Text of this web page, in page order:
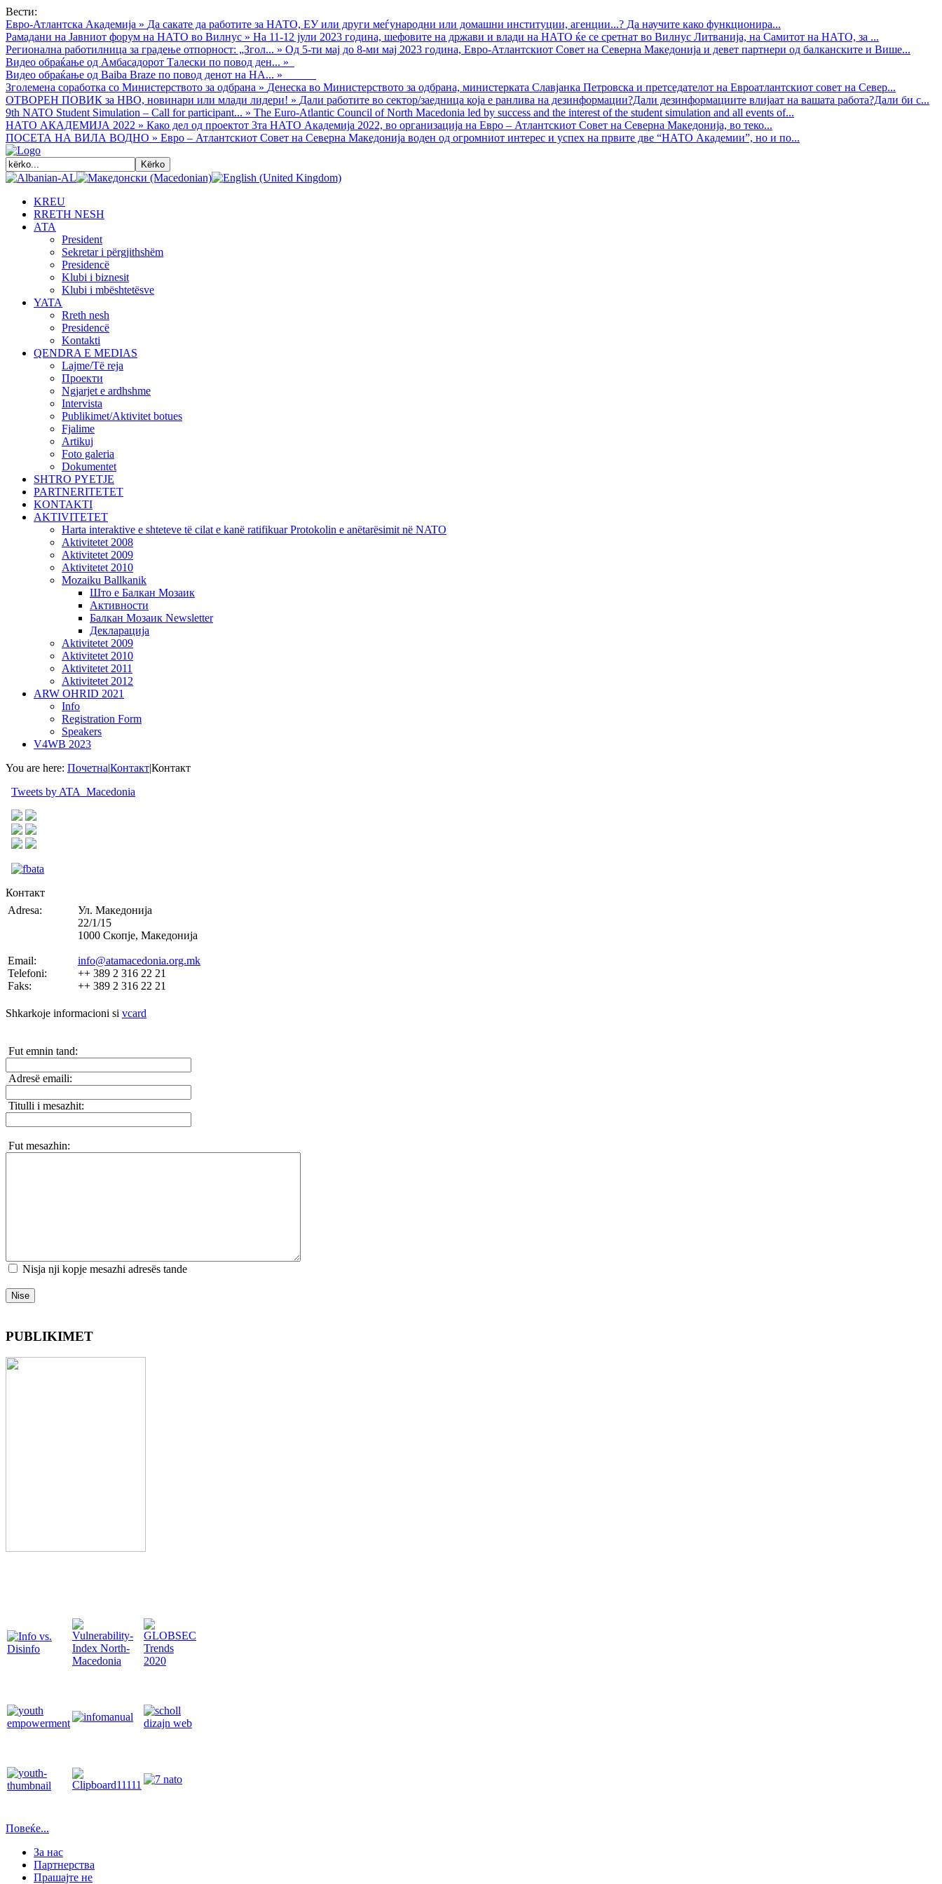
Вести:
Евро-Атлантска Академија » Да сакате да работите за НАТО, ЕУ или други меѓународни или домашни институции, агенции...? Да научите како функционира...
Рамадани на Јавниот форум на НАТО во Вилнус » На 11-12 јули 2023 година, шефовите на држави и влади на НАТО ќе се сретнат во Вилнус Литванија, на Самитот на НАТО, за ...
Регионална работилница за градење отпорност: „Згол... » Од 5-ти мај до 8-ми мај 2023 година, Евро-Атлантскиот Совет на Северна Македонија и девет партнери од балканските и Више...
Видео обраќањe од Амбасадорот Талески по повод ден... »
Видео обраќање од Baiba Braze по повод денот на НА... »
Зголемена соработка со Министерството за одбрана » Денеска во Министерството за одбрана, министерката Славјанка Петровска и претседателот на Евроатлантскиот совет на Север...
ОТВОРЕН ПОВИК за НВО, новинари или млади лидери! » Дали работите во сектор/заедница која е ранлива на дезинформации?Дали дезинформациите влијаат на вашата работа?Дали би с...
9th NATO Student Simulation – Call for participant... » The Euro-Atlantic Council of North Macedonia led by success and the interest of the student simulation and all events of...
НАТО АКАДЕМИЈА 2022 » Како дел од проектот 3та НАТО Академија 2022, во организација на Евро – Атлантскиот Совет на Северна Македонија, во теко...
ПОСЕТА НА ВИЛА ВОДНО » Евро – Атлантскиот Совет на Северна Македонија воден од огромниот интерес и успех на првите две “НАТО Академии”, но и по...
KREU
RRETH NESH
АТА
President
Sekretar i përgjithshëm
Presidencë
Klubi i biznesit
Klubi i mbështetësve
YATA
Rreth nesh
Presidencë
Kontakti
QENDRA E MEDIAS
Lajme/Të reja
Проекти
Ngjarjet e ardhshme
Intervista
Publikimet/Aktivitet botues
Fjalime
Artikuj
Foto galeria
Dokumentet
SHTRO PYETJE
PARTNERITETET
KONTAKTI
AKTIVITETET
Harta interaktive e shteteve të cilat e kanë ratifikuar Protokolin e anëtarësimit në NATO
Aktivitetet 2008
Aktivitetet 2009
Aktivitetet 2010
Mozaiku Ballkanik
Што е Балкан Мозаик
Активности
Балкан Мозаик Newsletter
Декларација
Aktivitetet 2009
Aktivitetet 2010
Aktivitetet 2011
Aktivitetet 2012
ARW OHRID 2021
Info
Registration Form
Speakers
V4WB 2023
You are here: Почетна|Контакт|Контакт
Tweets by ATA_Macedonia
Контакт
Adresa:
Ул. Македонија
22/1/15
1000 Скопје, Македонија
Email:
info@atamacedonia.org.mk
Telefoni:
++ 389 2 316 22 21
Faks:
++ 389 2 316 22 21
Shkarkoje informacioni si vcard
Fut emnin tand:
Adresë emaili:
Titulli i mesazhit:
Fut mesazhin:
Nisja nji kopje mesazhi adresës tande
Nise
PUBLIKIMET
Повеќе...
За нас
Партнерства
Прашајте не